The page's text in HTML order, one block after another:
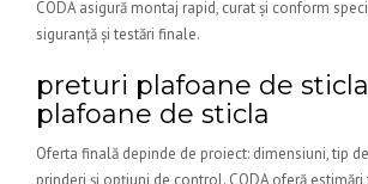
CODA asigură montaj rapid, curat și conform
siguranță și testări finale.
preturi plafoane de
plafoane de sticla
Oferta finală depinde de proiect: dimensiuni, tip
prinderi și opțiuni de control. CODA oferă